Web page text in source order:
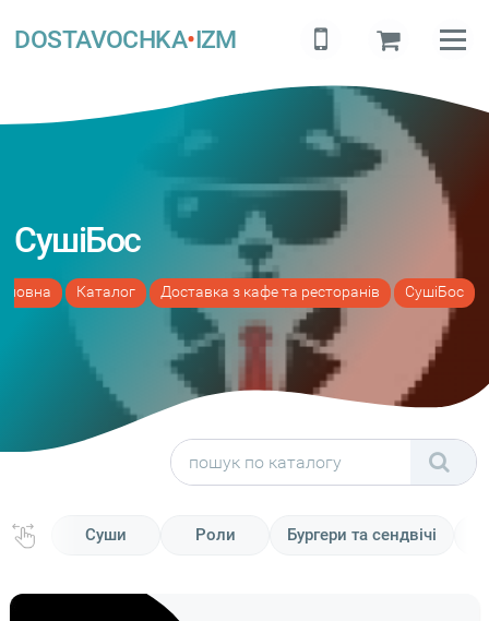
DOSTAVOCHKA•IZM
СушіБос
Каталог Доставка з кафе та ресторанів СушіБос
Суши Роли Бургери та сендвічі